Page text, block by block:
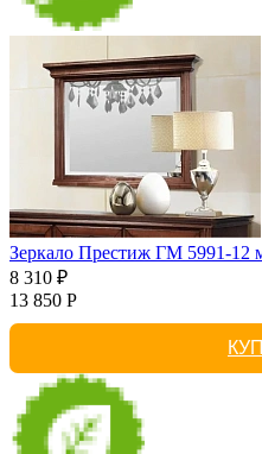
Зеркало Престиж ГМ 5991-12
8 310 ₽
13 850 Р